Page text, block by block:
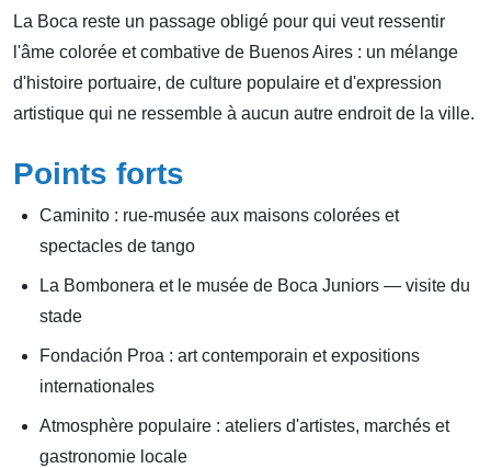
La Boca reste un passage obligé pour qui veut ressentir
l'âme colorée et combative de Buenos Aires : un mélange
d'histoire portuaire, de culture populaire et d'expression
artistique qui ne ressemble à aucun autre endroit de la ville.
Points forts
Caminito : rue-musée aux maisons colorées et
spectacles de tango
La Bombonera et le musée de Boca Juniors — visite du
stade
Fondación Proa : art contemporain et expositions
internationales
Atmosphère populaire : ateliers d'artistes, marchés et
gastronomie locale